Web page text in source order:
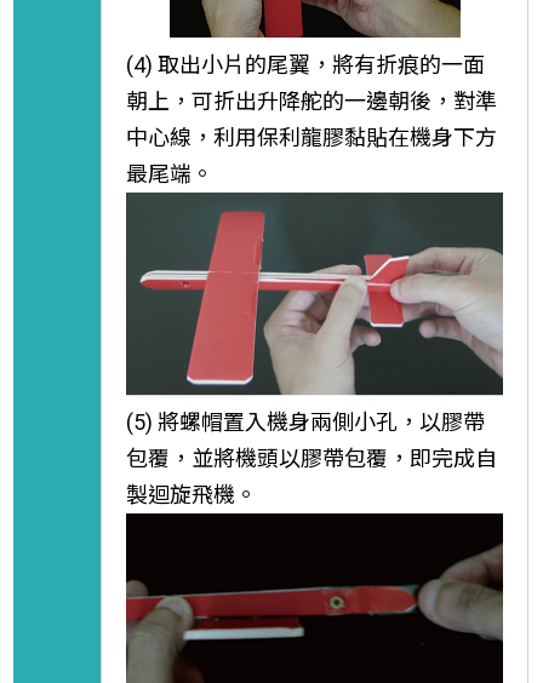
(4) 取出小片的尾翼，將有折痕的一面
朝上，可折出升降舵的一邊朝後，對準
中心線，利用保利龍膠黏貼在機身下方
最尾端。
(5) 將螺帽置入機身兩側小孔，以膠帶
包覆，並將機頭以膠帶包覆，即完成自
製迴旋飛機。